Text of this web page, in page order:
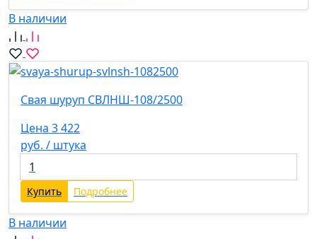
В наличии
Свая шуруп СВЛНШ-108/2500
Цена 3 422
руб. / штука
Купить Подробнее
В наличии